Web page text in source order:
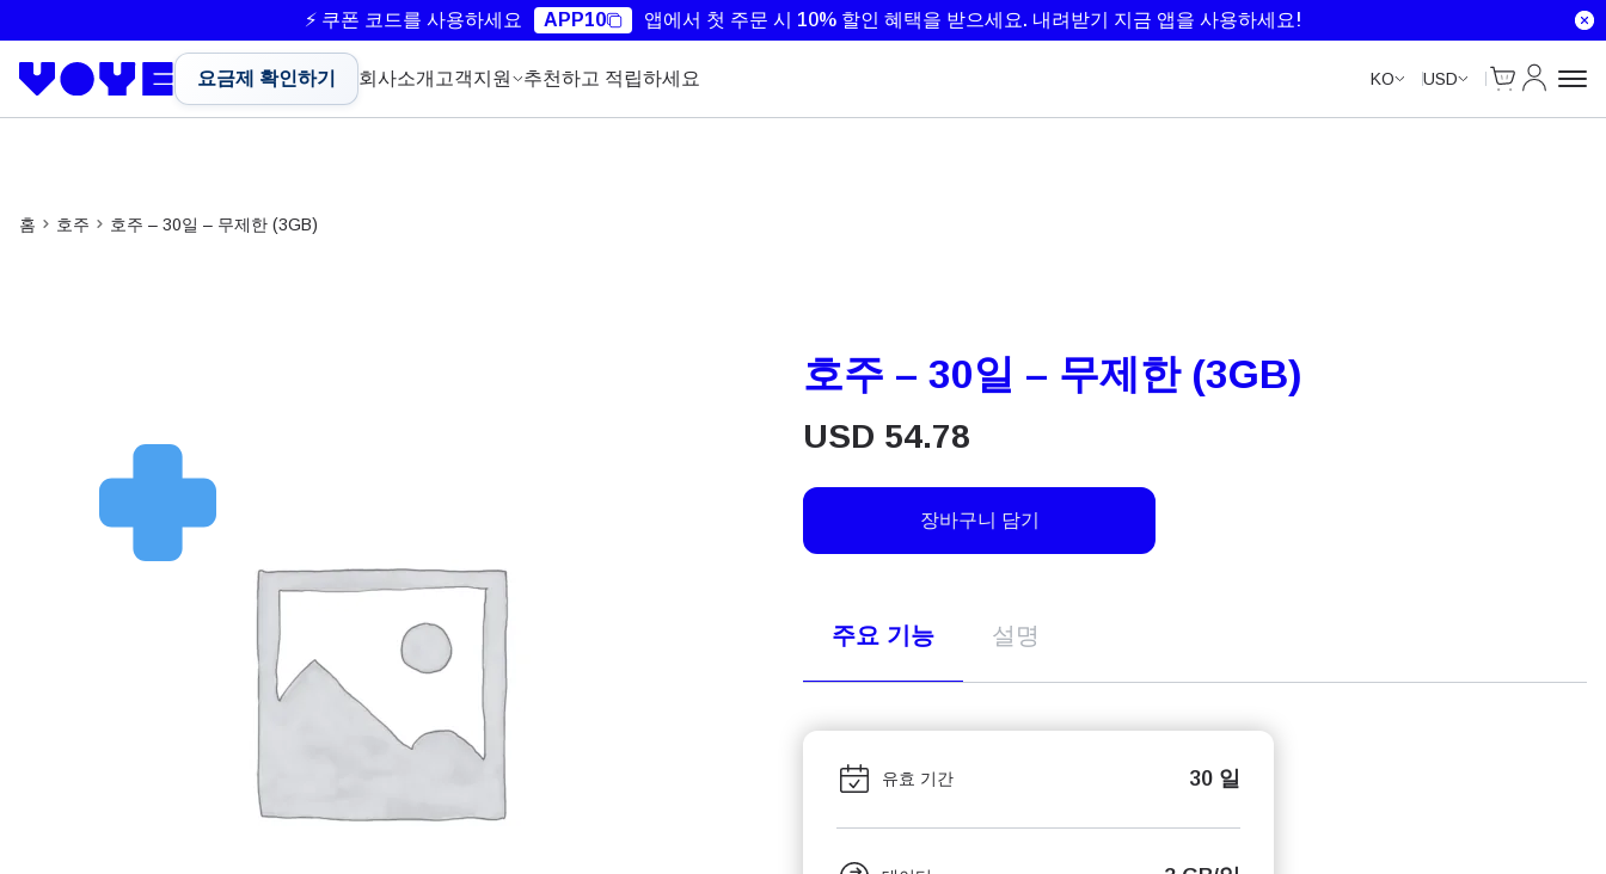
⚡ 쿠폰 코드를 사용하세요 APP10 앱에서 첫 주문 시 10% 할인 혜택을 받으세요. 내려받기 지금 앱을 사용하세요!
요금제 확인하기 회사소개 고객지원 추천하고 적립하세요 KO USD
Cart
내 계정
홈 호주 호주 – 30일 – 무제한 (3GB)
호주 – 30일 – 무제한 (3GB)
USD 54.78
장바구니 담기
주요 기능 설명
유효 기간 30 일